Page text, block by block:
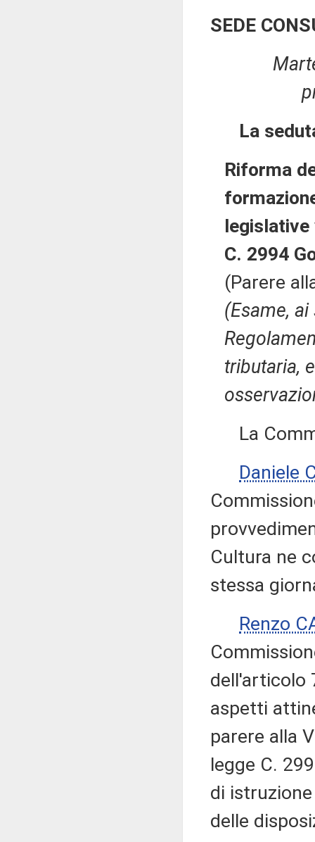
SEDE
La
Riforma
C. 2994
(Parere
(Esame,
tributaria,
La
Daniele
Cultura ne
stessa
Renzo
dell'articolo
aspetti
parere alla
legge C.
di
delle